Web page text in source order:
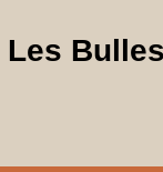
Les Bulles